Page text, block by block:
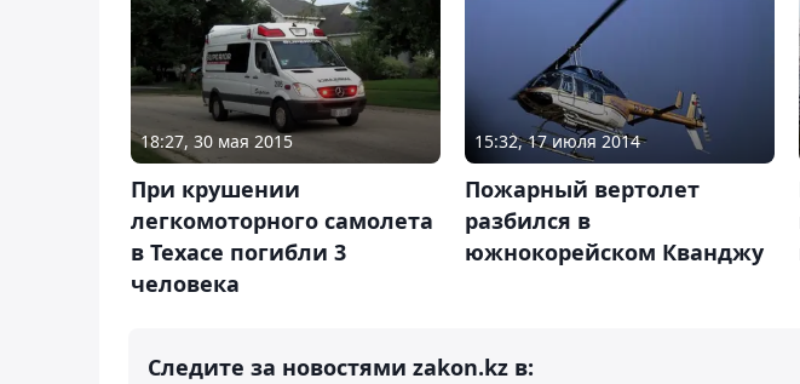
18:27, 30 мая 2015
При крушении
легкомоторного самолета
в Техасе погибли 3
человека
15:32, 17 июля 2014
Пожарный вертолет
разбился в
южнокорейском Кванджу
Следите за новостями zakon.kz в: